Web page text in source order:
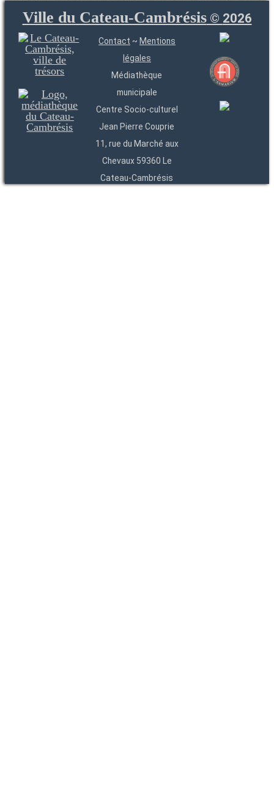
Ville du Cateau-Cambrésis© 2026
Contact ~ Mentions
légales
Médiathèque
municipale
Centre Socio-culturel
Jean Pierre Couprie
11, rue du Marché aux
Chevaux 59360 Le
Cateau-Cambrésis